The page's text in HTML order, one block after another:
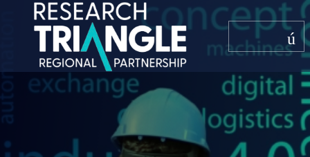
saltar al contenido
menú